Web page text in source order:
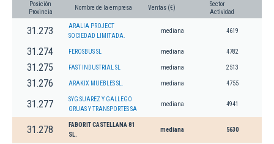
Posición
Provincia
Nombre de la empresa Ventas (€)
Sector
Actividad
31.273
ARALIA PROJECT
SOCIEDAD LIMITADA.
mediana 4619
31.274 FEROSBUS SL mediana 4782
31.275 FAST INDUSTRIAL SL mediana 2513
31.276 ARAKIX MUEBLES SL. mediana 4755
31.277
SYG SUAREZ Y GALLEGO
GRUAS Y TRANSPORTES SA
mediana 4941
31.278
FABORIT CASTELLANA 81
SL.
mediana 5630